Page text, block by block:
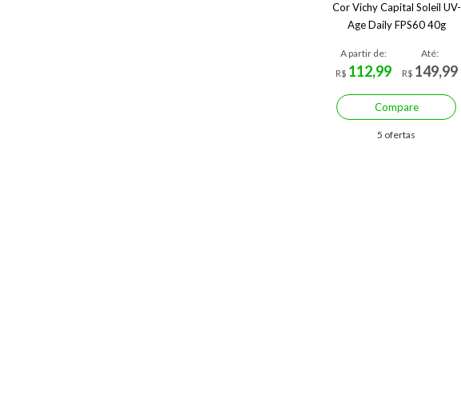
Cor Vichy Capital Soleil UV-
Age Daily FPS60 40g
A partir de:
R$ 112,99
Até:
R$ 149,99
Compare
5 ofertas